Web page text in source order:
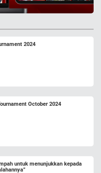
2024
October 2024
untuk menunjukkan kepada